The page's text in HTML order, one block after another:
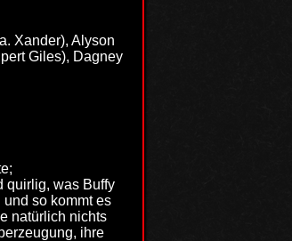
Xander), Alyson
Giles), Dagney
quirlig, was Buffy
so kommt es
natürlich nichts
ihre